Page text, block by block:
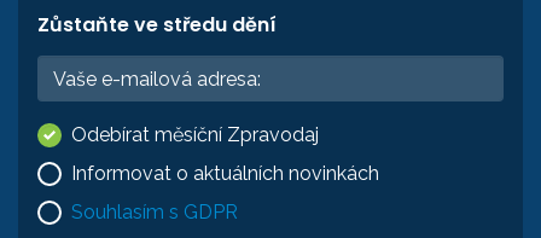
Zůstaňte ve středu dění
Odebírat měsíční Zpravodaj
Informovat o aktuálních novinkách
Souhlasím s GDPR